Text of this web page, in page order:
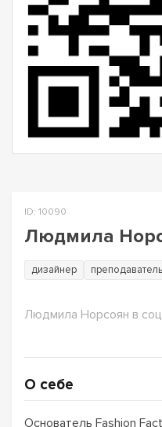
ID: 10090
Людмила
дизайнер преподаватель
Людмила Норсоян в
О себе
Основатель Fashion